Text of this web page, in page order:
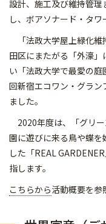
設計、施工及び維持管
し、ボアソナード・タワ
「法政大学屋上緑化維
田区にまたがる「外濠
い「法政大学で最愛の
回新宿エコワン・グラ
ました。
2020年度は、「グリ
園に遊びに来る鳥や蝶
した「REAL
指します。
こちらから活動概要を参